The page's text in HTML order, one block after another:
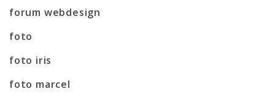
forum webdesign
foto
foto iris
foto marcel